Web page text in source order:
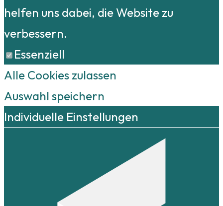
helfen uns dabei, die Website zu
verbessern.
Essenziell
Alle Cookies zulassen
Auswahl speichern
Individuelle Einstellungen